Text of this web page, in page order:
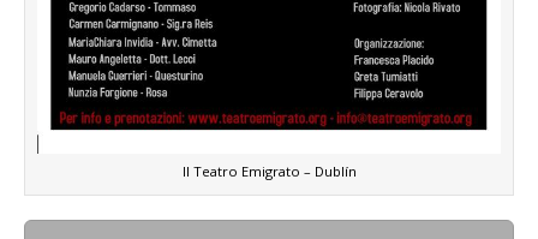
Il Teatro Emigrato – Dublín